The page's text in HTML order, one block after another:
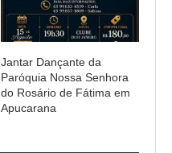
Jantar Dançante da
Paróquia Nossa Senhora
do Rosário de Fátima em
Apucarana